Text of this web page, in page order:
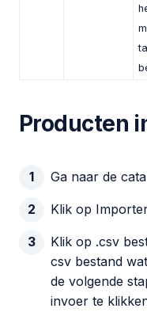
Producten
Ga naar de
Klik op
Klik op .csv
csv bestand
de volgende
invoer te